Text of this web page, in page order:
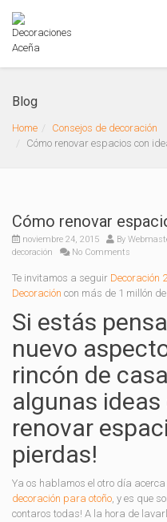
Blog
Home
Consejos de decoración
Cómo renovar espacios con
Cómo renovar
noviembre 24, 2015 By
decoración
No Comments
Te invitamos a seguir Decoración
Decoración con más de 1 millón
Si estás
nuevo
rincón de
algunas
renovar
pierdas!
Ya os hablamos el otro día
decoración para otoño, y es que
contaros todas! A la hora de